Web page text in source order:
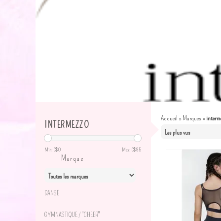
INTERMEZZO
Min: C$0 Max: C$95
Marque
DANSE
GYMNASTIQUE / "CHEER"
Accueil »Marques »